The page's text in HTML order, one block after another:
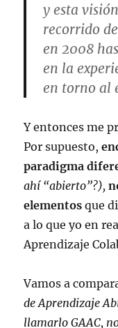
y esta
recorrido
en 2008
en la
en torno al
Y entonces me
Por supuesto,
paradigma
ahí “abierto”?),
elementos que
a lo que yo en
Aprendizaje
Vamos a
de Aprendizaje
llamarlo GAAC,